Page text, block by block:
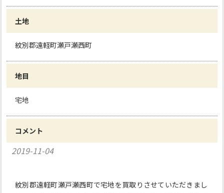
土地
紋別郡遠軽町瀬戸瀬西町
地目
宅地
コメント
2019-11-04
紋別郡遠軽町瀬戸瀬西町で宅地を買取りさせていただきまし